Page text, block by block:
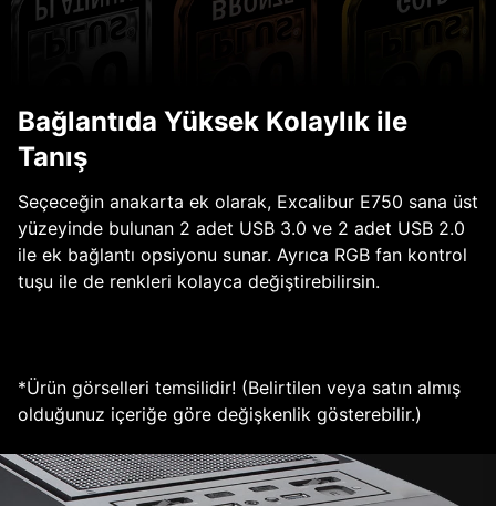
Bağlantıda Yüksek Kolaylık ile
Tanış
Seçeceğin anakarta ek olarak, Excalibur E750 sana üst
yüzeyinde bulunan 2 adet USB 3.0 ve 2 adet USB 2.0
ile ek bağlantı opsiyonu sunar. Ayrıca RGB fan kontrol
tuşu ile de renkleri kolayca değiştirebilirsin.
*Ürün görselleri temsilidir! (Belirtilen veya satın almış
olduğunuz içeriğe göre değişkenlik gösterebilir.)